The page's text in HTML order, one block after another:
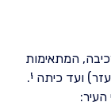
מ-10 קבוצות רכיבה, המתאימות
ועד כיתה י'.